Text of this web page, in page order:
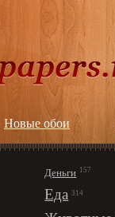
Новые обои
Деньги 157
Еда 314